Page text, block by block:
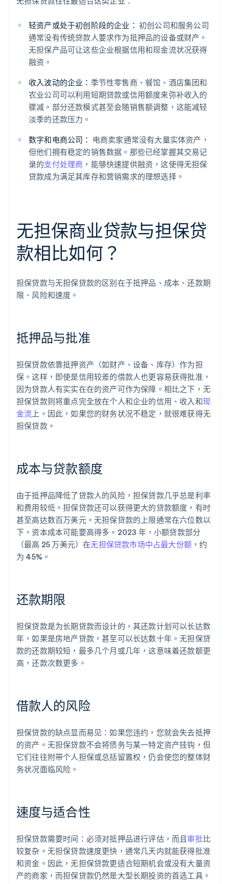
轻资产或处于初创阶段的企业： 初创公司和服务公司
通常没有传统贷款人要求作为抵押品的设备或财产。
无担保产品可让这些企业根据信用和现金流状况获得
融资。
收入波动的企业： 季节性零售商、餐馆、酒店集团和
农业公司可以利用短期贷款或信用额度来弥补收入的
骤减。部分还款模式甚至会随销售额调整，这能减轻
淡季的还款压力。
数字和电商公司： 电商卖家通常没有大量实体资产，
但他们拥有稳定的销售数据。那些已经掌握其交易记
录的支付处理商 ，能够快速提供融资，这使得无担保
贷款成为满足其库存和营销需求的理想选择。
无担保商业贷款与担保贷
款相比如何？
担保贷款与无担保贷款的区别在于抵押品、成本、还款期
限、风险和速度。
抵押品与批准
担保贷款依靠抵押资产（如财产、设备、库存）作为担
保。这样，即使是信用较差的借款人也更容易获得批准，
因为贷款人有实实在在的资产可作为保障。相比之下，无
担保贷款则将重点完全放在个人和企业的信用、收入和现
金流 上。因此，如果您的财务状况不稳定，就很难获得无
担保贷款。
成本与贷款额度
由于抵押品降低了贷款人的风险，担保贷款几乎总是利率
和费用较低。担保贷款还可以获得更大的贷款额度，有时
甚至高达数百万美元。无担保贷款的上限通常在六位数以
下，资本成本可能要高得多。2023 年，小额贷款部分
（最高 25 万美元）在无担保贷款市场中占最大份额 ，约
为 45%。
还款期限
担保贷款是为长期贷款而设计的，其还款计划可以长达数
年，如果是房地产贷款，甚至可以长达数十年。无担保贷
款的还款期较短，最多几个月或几年，这意味着还款额更
高，还款次数更多。
借款人的风险
担保贷款的缺点显而易见：如果您违约，您就会失去抵押
的资产。无担保贷款不会将债务与某一特定资产挂钩，但
它们往往附带个人担保或总括留置权，仍会使您的整体财
务状况面临风险。
速度与适合性
担保贷款需要时间：必须对抵押品进行评估，而且 审批比
较复杂。无担保贷款速度更快，通常几天内就能获得批准
和资金。因此，无担保贷款更适合短期机会或没有大量资
产的商家，而担保贷款仍然是大型长期投资的首选工具。